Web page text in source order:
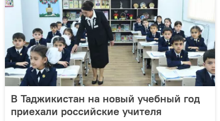
В Таджикистан на новый учебный год
приехали российские учителя